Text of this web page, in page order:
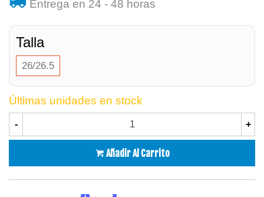
Entrega en 24 - 48 horas
Talla
26/26.5
Últimas unidades en stock
- +
Añadir Al Carrito